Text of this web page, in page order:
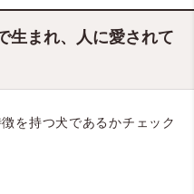
生まれ、人に愛されて
を持つ犬であるかチェック